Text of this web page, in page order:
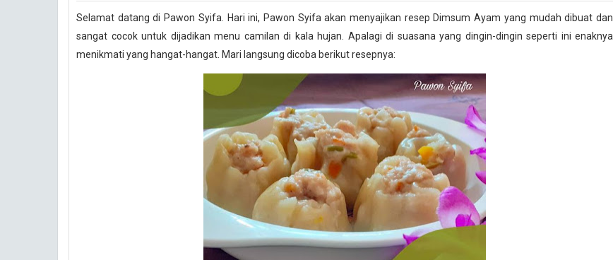
Selamat datang di Pawon Syifa. Hari ini, Pawon Syifa akan menyajikan resep Dimsum Ayam yang mudah dibuat dan
sangat cocok untuk dijadikan menu camilan di kala hujan. Apalagi di suasana yang dingin-dingin seperti ini enaknya
menikmati yang hangat-hangat. Mari langsung dicoba berikut resepnya: